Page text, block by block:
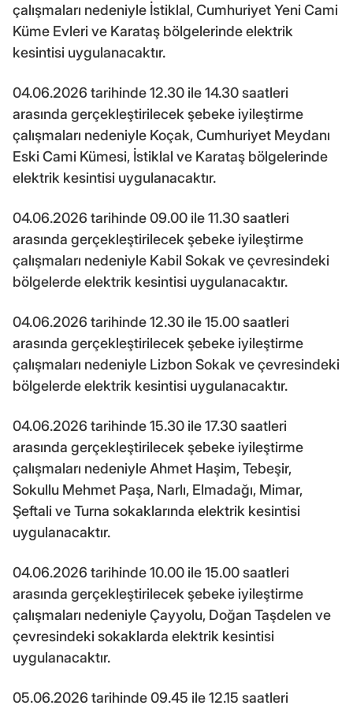
çalışmaları nedeniyle İstiklal, Cumhuriyet Yeni Cami
Küme Evleri ve Karataş bölgelerinde elektrik
kesintisi uygulanacaktır.
04.06.2026 tarihinde 12.30 ile 14.30 saatleri
arasında gerçekleştirilecek şebeke iyileştirme
çalışmaları nedeniyle Koçak, Cumhuriyet Meydanı
Eski Cami Kümesi, İstiklal ve Karataş bölgelerinde
elektrik kesintisi uygulanacaktır.
04.06.2026 tarihinde 09.00 ile 11.30 saatleri
arasında gerçekleştirilecek şebeke iyileştirme
çalışmaları nedeniyle Kabil Sokak ve çevresindeki
bölgelerde elektrik kesintisi uygulanacaktır.
04.06.2026 tarihinde 12.30 ile 15.00 saatleri
arasında gerçekleştirilecek şebeke iyileştirme
çalışmaları nedeniyle Lizbon Sokak ve çevresindeki
bölgelerde elektrik kesintisi uygulanacaktır.
04.06.2026 tarihinde 15.30 ile 17.30 saatleri
arasında gerçekleştirilecek şebeke iyileştirme
çalışmaları nedeniyle Ahmet Haşim, Tebeşir,
Sokullu Mehmet Paşa, Narlı, Elmadağı, Mimar,
Şeftali ve Turna sokaklarında elektrik kesintisi
uygulanacaktır.
04.06.2026 tarihinde 10.00 ile 15.00 saatleri
arasında gerçekleştirilecek şebeke iyileştirme
çalışmaları nedeniyle Çayyolu, Doğan Taşdelen ve
çevresindeki sokaklarda elektrik kesintisi
uygulanacaktır.
05.06.2026 tarihinde 09.45 ile 12.15 saatleri